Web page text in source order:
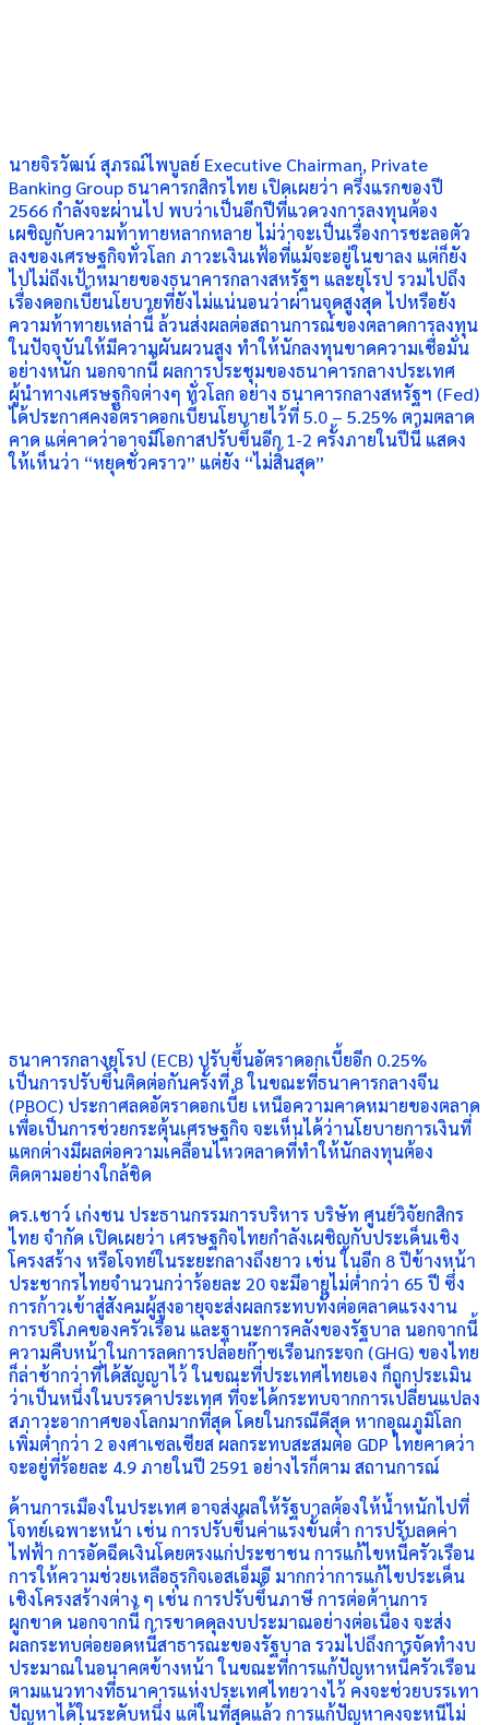
นายจิรวัฒน์ สุภรณ์ไพบูลย์ Executive Chairman, Private
Banking Group ธนาคารกสิกรไทย เปิดเผยว่า ครึ่งแรกของปี
2566 กำลังจะผ่านไป พบว่าเป็นอีกปีที่แวดวงการลงทุนต้อง
เผชิญกับความท้าทายหลากหลาย ไม่ว่าจะเป็นเรื่องการชะลอตัว
ลงของเศรษฐกิจทั่วโลก ภาวะเงินเฟ้อที่แม้จะอยู่ในขาลง แต่ก็ยัง
ไปไม่ถึงเป้าหมายของธนาคารกลางสหรัฐฯ และยุโรป รวมไปถึง
เรื่องดอกเบี้ยนโยบายที่ยังไม่แน่นอนว่าผ่านจุดสูงสุด ไปหรือยัง
ความท้าทายเหล่านี้ ล้วนส่งผลต่อสถานการณ์ของตลาดการลงทุน
ในปัจจุบันให้มีความผันผวนสูง ทำให้นักลงทุนขาดความเชื่อมั่น
อย่างหนัก นอกจากนี้ ผลการประชุมของธนาคารกลางประเทศ
ผู้นำทางเศรษฐกิจต่างๆ ทั่วโลก อย่าง ธนาคารกลางสหรัฐฯ (Fed)
ได้ประกาศคงอัตราดอกเบี้ยนโยบายไว้ที่ 5.0 – 5.25% ตามตลาด
คาด แต่คาดว่าอาจมีโอกาสปรับขึ้นอีก 1-2 ครั้งภายในปีนี้ แสดง
ให้เห็นว่า “หยุดชั่วคราว” แต่ยัง “ไม่สิ้นสุด”
ธนาคารกลางยุโรป (ECB) ปรับขึ้นอัตราดอกเบี้ยอีก 0.25%
เป็นการปรับขึ้นติดต่อกันครั้งที่ 8 ในขณะที่ธนาคารกลางจีน
(PBOC) ประกาศลดอัตราดอกเบี้ย เหนือความคาดหมายของตลาด
เพื่อเป็นการช่วยกระตุ้นเศรษฐกิจ จะเห็นได้ว่านโยบายการเงินที่
แตกต่างมีผลต่อความเคลื่อนไหวตลาดที่ทำให้นักลงทุนต้อง
ติดตามอย่างใกล้ชิด
ดร.เชาว์ เก่งชน ประธานกรรมการบริหาร บริษัท ศูนย์วิจัยกสิกร
ไทย จำกัด เปิดเผยว่า เศรษฐกิจไทยกำลังเผชิญกับประเด็นเชิง
โครงสร้าง หรือโจทย์ในระยะกลางถึงยาว เช่น ในอีก 8 ปีข้างหน้า
ประชากรไทยจำนวนกว่าร้อยละ 20 จะมีอายุไม่ต่ำกว่า 65 ปี ซึ่ง
การก้าวเข้าสู่สังคมผู้สูงอายุจะส่งผลกระทบทั้งต่อตลาดแรงงาน
การบริโภคของครัวเรือน และฐานะการคลังของรัฐบาล นอกจากนี้
ความคืบหน้าในการลดการปล่อยก๊าซเรือนกระจก (GHG) ของไทย
ก็ล่าช้ากว่าที่ได้สัญญาไว้ ในขณะที่ประเทศไทยเอง ก็ถูกประเมิน
ว่าเป็นหนึ่งในบรรดาประเทศ ที่จะได้กระทบจากการเปลี่ยนแปลง
สภาวะอากาศของโลกมากที่สุด โดยในกรณีดีสุด หากอุณภูมิโลก
เพิ่มต่ำกว่า 2 องศาเซลเซียส ผลกระทบสะสมต่อ GDP ไทยคาดว่า
จะอยู่ที่ร้อยละ 4.9 ภายในปี 2591 อย่างไรก็ตาม สถานการณ์
ด้านการเมืองในประเทศ อาจส่งผลให้รัฐบาลต้องให้น้ำหนักไปที่
โจทย์เฉพาะหน้า เช่น การปรับขึ้นค่าแรงขั้นต่ำ การปรับลดค่า
ไฟฟ้า การอัดฉีดเงินโดยตรงแก่ประชาชน การแก้ไขหนี้ครัวเรือน
การให้ความช่วยเหลือธุรกิจเอสเอ็มอี มากกว่าการแก้ไขประเด็น
เชิงโครงสร้างต่าง ๆ เช่น การปรับขึ้นภาษี การต่อต้านการ
ผูกขาด นอกจากนี้ การขาดดุลงบประมาณอย่างต่อเนื่อง จะส่ง
ผลกระทบต่อยอดหนี้สาธารณะของรัฐบาล รวมไปถึงการจัดทำงบ
ประมาณในอนาคตข้างหน้า ในขณะที่การแก้ปัญหาหนี้ครัวเรือน
ตามแนวทางที่ธนาคารแห่งประเทศไทยวางไว้ คงจะช่วยบรรเทา
ปัญหาได้ในระดับหนึ่ง แต่ในที่สุดแล้ว การแก้ปัญหาคงจะหนีไม่